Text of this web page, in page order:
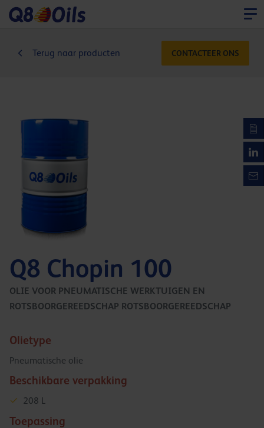
Terug naar producten CONTACTEER ONS
Q8 Chopin 100
OLIE VOOR PNEUMATISCHE WERKTUIGEN EN
ROTSBOORGEREEDSCHAP ROTSBOORGEREEDSCHAP
Olietype
Pneumatische olie
Beschikbare verpakking
208 L
Toepassing